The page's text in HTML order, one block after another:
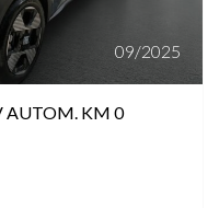
09/2025
AUTOM. KM 0